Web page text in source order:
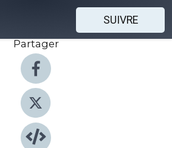
SUIVRE
Partager